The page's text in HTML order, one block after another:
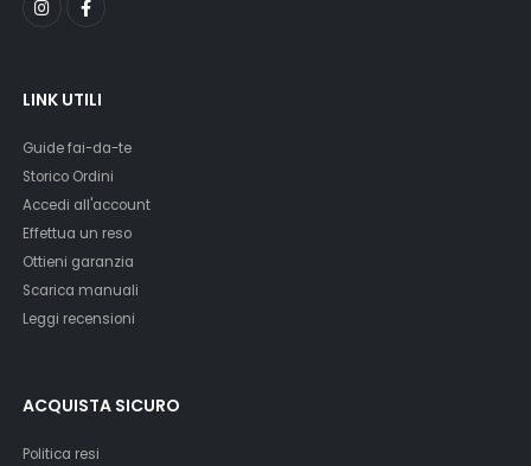
LINK UTILI
Guide fai-da-te
Storico Ordini
Accedi all'account
Effettua un reso
Ottieni garanzia
Scarica manuali
Leggi recensioni
ACQUISTA SICURO
Politica resi